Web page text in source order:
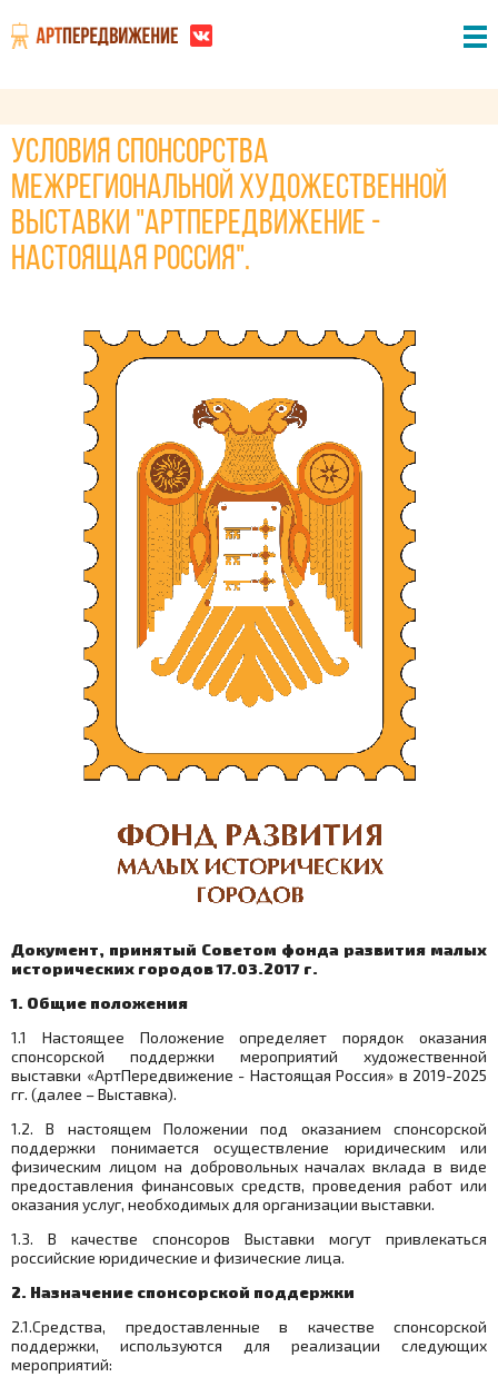
Условия спонсорства
межрегиональной художественной
выставки "АртПередвижение -
Настоящая Россия".
Документ, принятый Советом фонда развития малых
исторических городов 17.03.2017 г.
1. Общие положения
1.1 Настоящее Положение определяет порядок оказания
спонсорской поддержки мероприятий художественной
выставки «АртПередвижение - Настоящая Россия» в 2019-2025
гг. (далее – Выставка).
1.2. В настоящем Положении под оказанием спонсорской
поддержки понимается осуществление юридическим или
физическим лицом на добровольных началах вклада в виде
предоставления финансовых средств, проведения работ или
оказания услуг, необходимых для организации выставки.
1.3. В качестве спонсоров Выставки могут привлекаться
российские юридические и физические лица.
2. Назначение спонсорской поддержки
2.1.Средства, предоставленные в качестве спонсорской
поддержки, используются для реализации следующих
мероприятий: